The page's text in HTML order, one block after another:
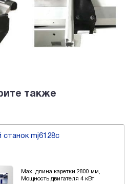
также
mj6128с
Мах. длина каретки 2800 мм,
Мощность двигателя 4 кВт